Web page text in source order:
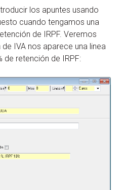
los apuntes usando
cuando tengamos una
de IRPF. Veremos
de IVA nos aparece una linea
de retención de IRPF: